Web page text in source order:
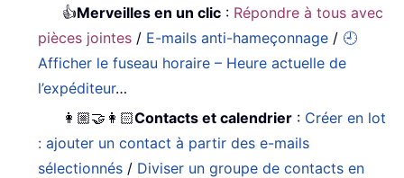
👍Merveilles en un clic : Répondre à tous avec
pièces jointes / E-mails anti-hameçonnage / 🕘
Afficher le fuseau horaire – Heure actuelle de
l’expéditeur…
👩🏼‍🤝‍👩🏻Contacts et calendrier : Créer en lot
: ajouter un contact à partir des e-mails
sélectionnés / Diviser un groupe de contacts en